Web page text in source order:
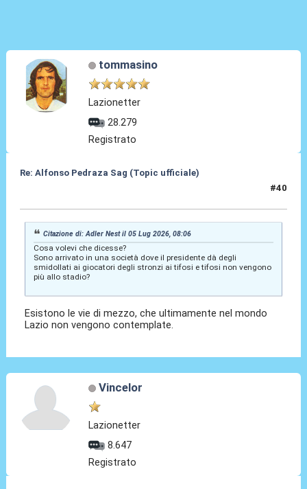
tommasino
Lazionetter
28.279
Registrato
Re: Alfonso Pedraza Sag (Topic ufficiale)
#40
Citazione di: Adler Nest il 05 Lug 2026, 08:06
Cosa volevi che dicesse?
Sono arrivato in una società dove il presidente dà degli
smidollati ai giocatori degli stronzi ai tifosi e tifosi non vengono
più allo stadio?
Esistono le vie di mezzo, che ultimamente nel mondo
Lazio non vengono contemplate.
Vincelor
Lazionetter
8.647
Registrato